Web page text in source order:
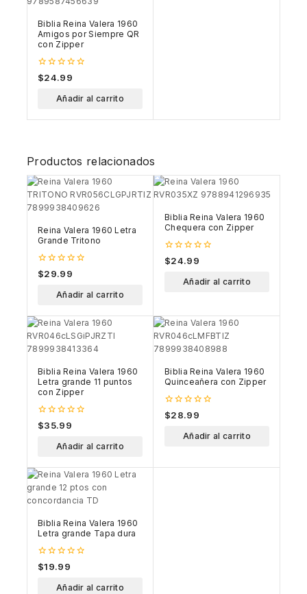
Biblia Reina Valera 1960
Amigos por Siempre QR
con Zipper
0
out
$24.99
Añadir al carrito
Productos relacionados
Reina Valera 1960 Letra
Grande Tritono
0
out
$29.99
Añadir al carrito
Biblia Reina Valera 1960
Chequera con Zipper
0
out
$24.99
Añadir al carrito
Biblia Reina Valera 1960
Letra grande 11 puntos
con Zipper
0
out
$35.99
Añadir al carrito
Biblia Reina Valera 1960
Quinceañera con Zipper
0
out
$28.99
Añadir al carrito
Biblia Reina Valera 1960
Letra grande Tapa dura
0
out
$19.99
Añadir al carrito